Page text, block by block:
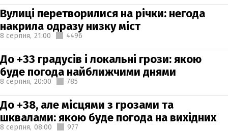
Вулиці перетворилися на річки: негода
накрила одразу низку міст
8 серпня, 21:00 4496
До +33 градусів і локальні грози: якою
буде погода найближчими днями
8 серпня, 20:00 785
До +38, але місцями з грозами та
шквалами: якою буде погода на вихідних
8 серпня, 08:00 977